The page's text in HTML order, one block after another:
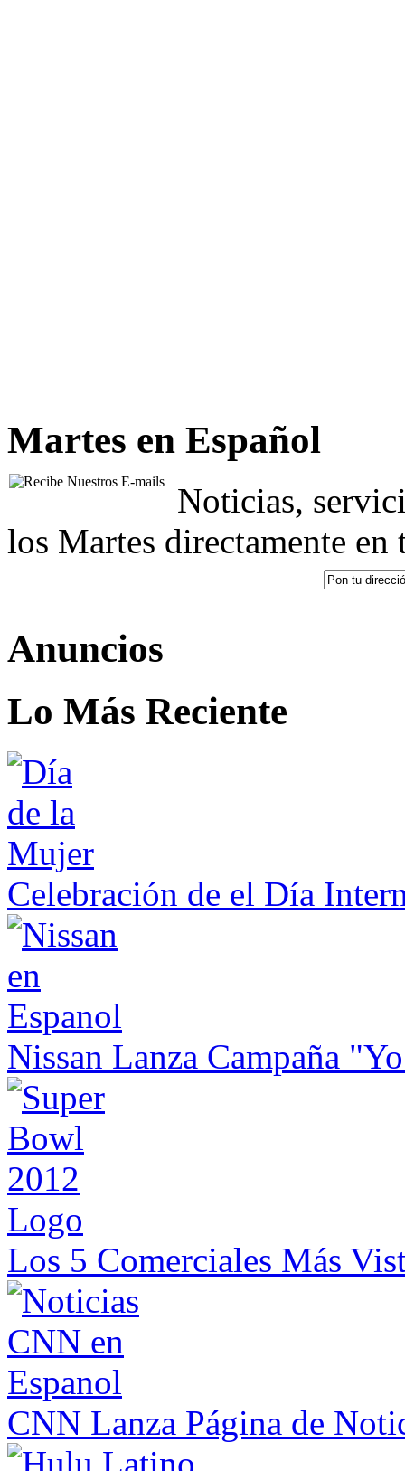
Martes en Español
Noticias,
los Martes directamente en
Anuncios
Lo Más Reciente
Celebración de el Día
Nissan Lanza Campaña
Los 5 Comerciales Más
CNN Lanza Página de